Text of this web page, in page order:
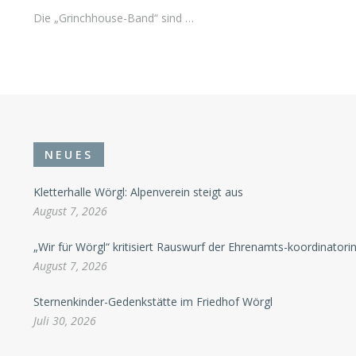
Die „Grinchhouse-Band“ sind …
NEUES
Kletterhalle Wörgl: Alpenverein steigt aus
August 7, 2026
„Wir für Wörgl“ kritisiert Rauswurf der Ehrenamts-koordinatorin
August 7, 2026
Sternenkinder-Gedenkstätte im Friedhof Wörgl
Juli 30, 2026